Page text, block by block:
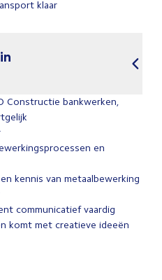
klaar
Constructie bankwerken,
en
kennis van metaalbewerking
communicatief vaardig
komt met creatieve ideeën